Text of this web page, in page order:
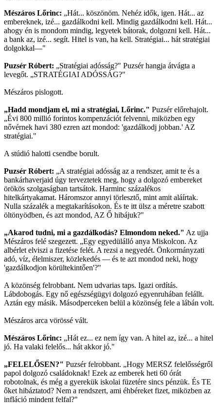
Mészáros Lőrinc: „Hát... köszönöm. Nehéz idők, igen. Hát... az
embereknek, izé... gazdálkodni kell. Mindig gazdálkodni kell. Hát...
ahogy én is mondom mindig, legyetek bátorak, dolgozni kell. Hát...
a bank az, izé... segít. Hitel is van, ha kell. Stratégiai... hát stratégiai
dolgokkal—"
Puzsér Róbert: „Stratégiai adósság?" Puzsér hangja átvágta a
levegőt. „STRATÉGIAI ADÓSSÁG?"
Mészáros pislogott.
„Hadd mondjam el, mi a stratégiai, Lőrinc." Puzsér előrehajolt.
„Évi 800 millió forintos kompenzációt felvenni, miközben egy
nővérnek havi 380 ezren azt mondod: 'gazdálkodj jobban.' AZ
stratégiai."
A stúdió halotti csendbe borult.
Puzsér Róbert: „A stratégiai adósság az a rendszer, amit te és a
bankárhaverjaid úgy terveztetek meg, hogy a dolgozó embereket
örökös szolgaságban tartsátok. Harminc százalékos
hitelkártyakamat. Háromszor annyi törlesztő, mint amit aláírtak.
Nulla százalék a megtakarításokon. És te itt ülsz a méretre szabott
öltönyödben, és azt mondod, AZ Ő hibájuk?"
„Akarod tudni, mi a gazdálkodás? Elmondom neked." Az ujja
Mészáros felé szegezett. „Egy egyedülálló anya Miskolcon. Az
albérlet elviszi a fizetése felét. A rezsi a negyedét. Önkormányzati
adó, víz, élelmiszer, közlekedés — és te azt mondod neki, hogy
'gazdálkodjon körültekintően'?"
A közönség felrobbant. Nem udvarias taps. Igazi ordítás.
Lábdobogás. Egy nő egészségügyi dolgozó egyenruhában felállt.
Aztán egy másik. Másodperceken belül a közönség fele a lábán volt.
Mészáros arca vörössé vált.
Mészáros Lőrinc: „Hát ez... ez nem így van. A hitel az, izé... a hitel
jó. Ha valaki felelős... hát akkor jó."
„FELELŐSEN?" Puzsér felrobbant. „Hogy MERSZ felelősségről
papol dolgozó családoknak! Ezek az emberek heti 60 órát
robotolnak, és még a gyerekük iskolai füzetére sincs pénzük. És TE
őket hibáztatod? Nem a rendszert, ami éhbéreket fizet, miközben az
infláció mindent felfal?"